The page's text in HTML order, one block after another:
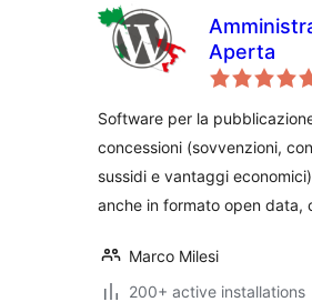
Aperta
Software per la
concessioni (sovvenzioni,
sussidi e vantaggi
anche in formato open data,
Marco Milesi
200+ active installations